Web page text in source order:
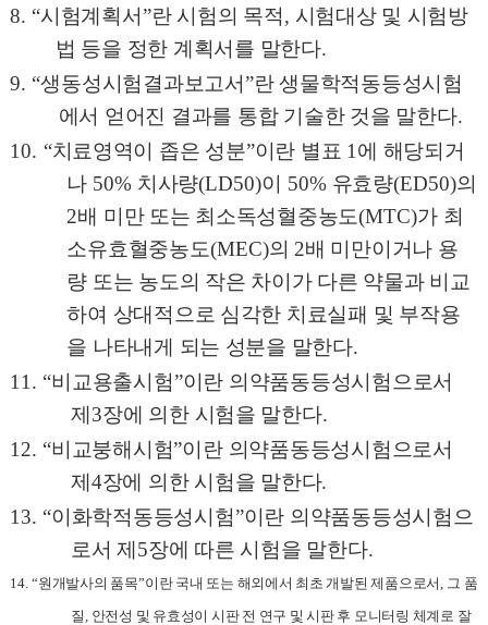
8. “시험계획서”란 시험의 목적, 시험대상 및 시험방
법 등을 정한 계획서를 말한다.
9. “생동성시험결과보고서”란 생물학적동등성시험
에서 얻어진 결과를 통합 기술한 것을 말한다.
10. “치료영역이 좁은 성분”이란 별표 1 에 해당되거
나 50% 치사량(LD50)이 50% 유효량(ED50)의
2배 미만 또는 최소독성혈중농도(MTC)가 최
소유효혈중농도(MEC)의 2배 미만이거나 용
량 또는 농도의 작은 차이가 다른 약물과 비교
하여 상대적으로 심각한 치료실패 및 부작용
을 나타내게 되는 성분을 말한다.
11 . “비교용출시험”이란 의약품동등성시험으로서
제 3장에 의한 시험을 말한다.
12. “비교붕해시험”이란 의약품동등성시험으로서
제 4장에 의한 시험을 말한다.
13. “이화학적동등성시험”이란 의약품동등성시험으
로서 제 5장에 따른 시험을 말한다.
14. “원개발사의 품목”이란 국내 또는 해외에서 최초 개발된 제품으로서
그 품
질 안전성 및 유효성이 시판 전 연구 및 시판 후 모니터링 체계로 잘